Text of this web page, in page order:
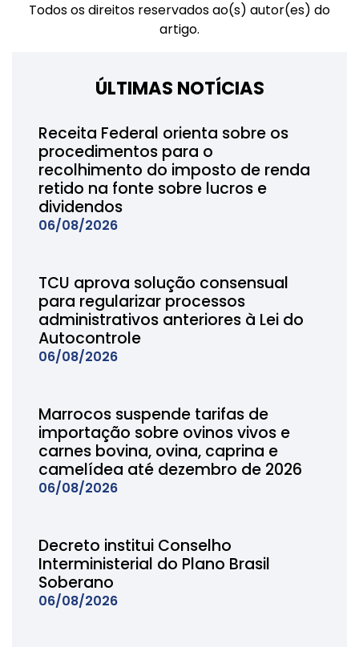
Todos os direitos reservados ao(s) autor(es) do
artigo.
ÚLTIMAS NOTÍCIAS
Receita Federal orienta sobre os
procedimentos para o
recolhimento do imposto de renda
retido na fonte sobre lucros e
dividendos
06/08/2026
TCU aprova solução consensual
para regularizar processos
administrativos anteriores à Lei do
Autocontrole
06/08/2026
Marrocos suspende tarifas de
importação sobre ovinos vivos e
carnes bovina, ovina, caprina e
camelídea até dezembro de 2026
06/08/2026
Decreto institui Conselho
Interministerial do Plano Brasil
Soberano
06/08/2026